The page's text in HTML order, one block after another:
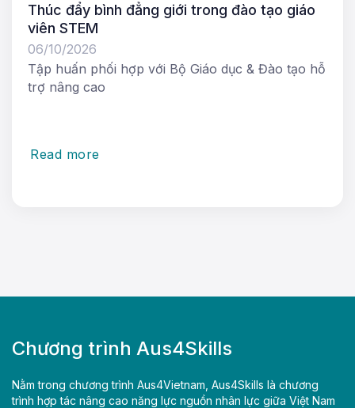
Thúc đẩy bình đẳng giới trong đào tạo giáo
viên STEM
06/10/2026
Tập huấn phối hợp với Bộ Giáo dục & Đào tạo hỗ
trợ nâng cao
Read more
Chương trình Aus4Skills
Nằm trong chương trình Aus4Vietnam, Aus4Skills là chương
trình hợp tác nâng cao năng lực nguồn nhân lực giữa Việt Nam